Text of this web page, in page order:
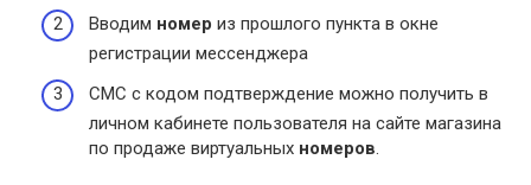
Вводим номер из прошлого пункта в окне
регистрации мессенджера
СМС с кодом подтверждение можно получить в
личном кабинете пользователя на сайте магазина
по продаже виртуальных номеров.